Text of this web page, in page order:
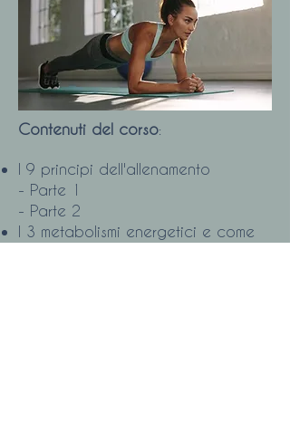
Contenuti del corso:
I 9 principi dell'allenamento
- Parte 1
- Parte 2
I 3 metabolismi energetici e come